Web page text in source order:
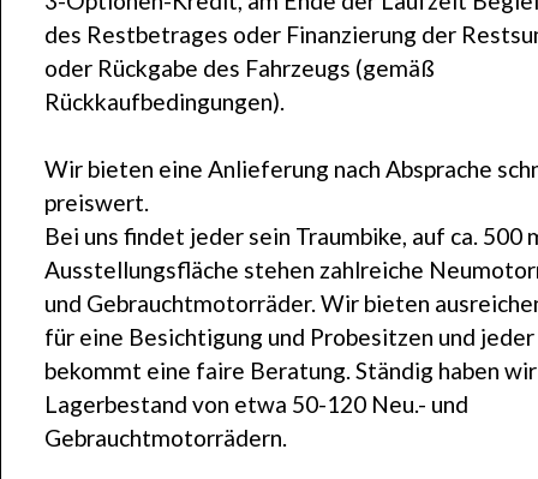
des Restbetrages oder Finanzierung der
oder Rückgabe des Fahrzeugs (gemäß
Rückkaufbedingungen).
Wir bieten eine Anlieferung nach Absprache
preiswert.
Bei uns findet jeder sein Traumbike, auf ca. 500
Ausstellungsfläche stehen zahlreiche
und Gebrauchtmotorräder. Wir bieten
für eine Besichtigung und Probesitzen und jeder
bekommt eine faire Beratung. Ständig haben
Lagerbestand von etwa 50-120 Neu.- und
Gebrauchtmotorrädern.